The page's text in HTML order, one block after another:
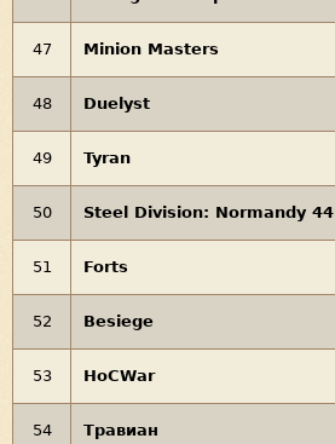
47 Minion Masters
48 Duelyst
49 Tyran
50 Steel Division: Normandy 44
51 Forts
52 Besiege
53 HoCWar
54 Травиан